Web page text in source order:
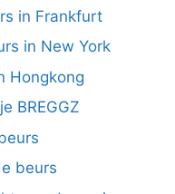
in Frankfurt
in New York
Hongkong
BREGGZ
beurs